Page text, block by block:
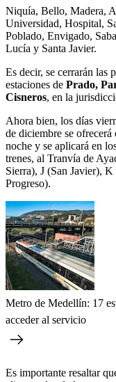
Niquía, Bello, Madera,
Universidad, Hospital,
Poblado, Envigado,
Lucía y Santa Javier.
Es decir, se cerrarán las
estaciones de Prado,
Cisneros, en la
Ahora bien, los días
de diciembre se
noche y se aplicará en
trenes, al Tranvía de
Sierra), J (San Javier),
Progreso).
Metro de Medellín: 17
acceder al servicio
Es importante resaltar